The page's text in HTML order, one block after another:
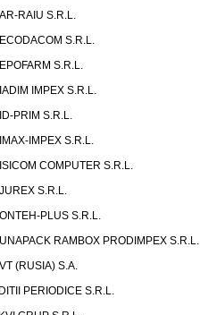
RAIU S.R.L.
S.R.L.
S.R.L.
IMPEX S.R.L.
PRIM S.R.L.
IMPEX S.R.L.
COMPUTER S.R.L.
S.R.L.
PLUS S.R.L.
RAMBOX PRODIMPEX S.R.L.
(RUSIA) S.A.
PERIODICE S.R.L.